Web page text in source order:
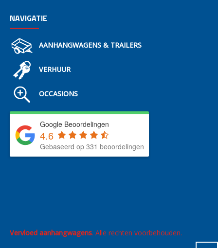
NAVIGATIE
AANHANGWAGENS & TRAILERS
VERHUUR
OCCASIONS
Google Beoordelingen
4.6
Gebaseerd op 331 beoordelingen
Vervloed aanhangwagens. Alle rechten voorbehouden.